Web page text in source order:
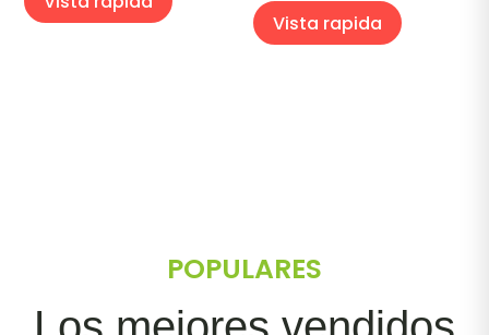
Vista rapida
POPULARES